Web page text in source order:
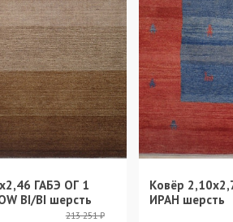
ГАБЭ ОГ 1
BI/BI шерсть
213 251 ₽
Ковёр
ИРАН шерсть